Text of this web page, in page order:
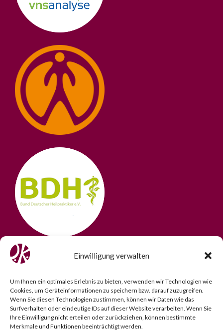
Einwilligung verwalten
Um Ihnen ein optimales Erlebnis zu bieten, verwenden wir Technologien wie
Cookies, um Geräteinformationen zu speichern bzw. darauf zuzugreifen.
Wenn Sie diesen Technologien zustimmen, können wir Daten wie das
Surfverhalten oder eindeutige IDs auf dieser Website verarbeiten. Wenn Sie
Ihre Einwilligung nicht erteilen oder zurückziehen, können bestimmte
Merkmale und Funktionen beeinträchtigt werden.